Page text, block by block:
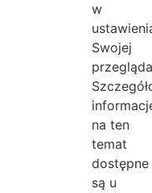
w
Swojej
na ten
temat
dostępne
są u